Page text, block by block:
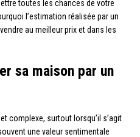
toutes les chances de votre
l’estimation réalisée par un
au meilleur prix et dans les
sa maison par un
complexe, surtout lorsqu’il s’agit
une valeur sentimentale